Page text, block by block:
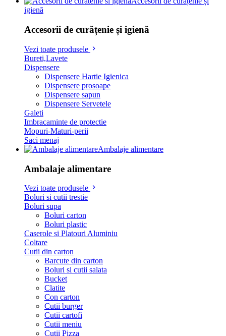
igienă
Accesorii de curățenie și igienă
Vezi toate produsele
Bureti,Lavete
Dispensere
Dispensere Hartie Igienica
Dispensere prosoape
Dispensere sapun
Dispensere Servetele
Galeti
Imbracaminte de protectie
Mopuri-Maturi-perii
Saci menaj
Ambalaje alimentare
Ambalaje alimentare
Vezi toate produsele
Boluri si cutii trestie
Boluri supa
Boluri carton
Boluri plastic
Caserole si Platouri Aluminiu
Coltare
Cutii din carton
Barcute din carton
Boluri si cutii salata
Bucket
Clatite
Con carton
Cutii burger
Cutii cartofi
Cutii meniu
Cutii Pizza